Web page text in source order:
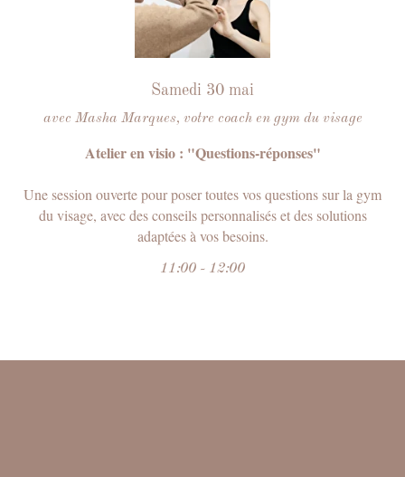
Samedi 30 mai
avec Masha Marques, votre coach en gym du visage
Atelier en visio : "Questions-réponses"
Une session ouverte pour poser toutes vos questions sur la gym
du visage, avec des conseils personnalisés et des solutions
adaptées à vos besoins.
11:00 - 12:00
Plutôt que de chercher sur internet des
solutions aléatoires et vous forcer à les
réaliser de manière non régulière…
Rejoignez notre communauté
de femmes partageant
les mêmes valeurs. Avec nous, prendre
soin de votre beauté deviendra
et agréable !
et nombreux privilèges en devenant
membre du Club.